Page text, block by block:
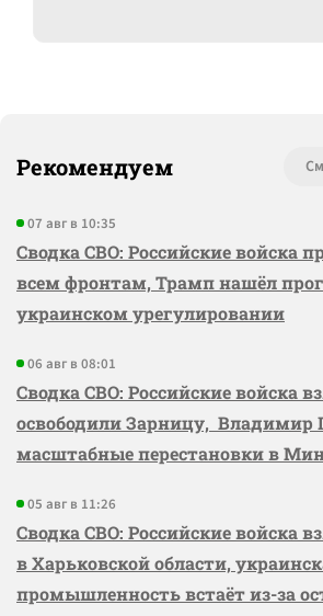
Рекомендуем
07 авг в 10:35
Сводка СВО: Российские войска
всем фронтам, Трамп нашёл
украинском урегулировании
06 авг в 08:01
Сводка СВО: Российские войска
освободили Зарницу, Владимир
масштабные перестановки в
05 авг в 11:26
Сводка СВО: Российские войска
в Харьковской области,
промышленность встаёт из-за